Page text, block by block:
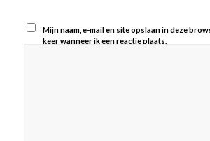
Mijn naam, e-mail en site opslaan in deze
keer wanneer ik een reactie plaats.